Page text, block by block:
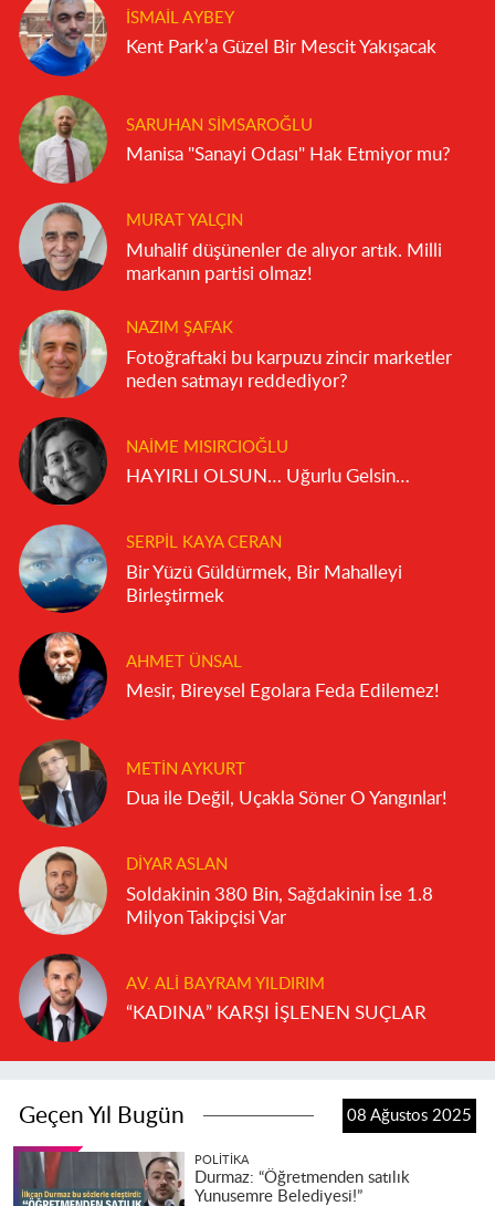
İSMAIL AYBEY
Kent Park’a Güzel Bir Mescit Yakışacak
SARUHAN SIMSAROĞLU
Manisa "Sanayi Odası" Hak Etmiyor mu?
MURAT YALÇIN
Muhalif düşünenler de alıyor artık. Milli
markanın partisi olmaz!
NAZIM ŞAFAK
Fotoğraftaki bu karpuzu zincir marketler
neden satmayı reddediyor?
NAIME MISIRCIOĞLU
HAYIRLI OLSUN… Uğurlu Gelsin…
SERPIL KAYA CERAN
Bir Yüzü Güldürmek, Bir Mahalleyi
Birleştirmek
AHMET ÜNSAL
Mesir, Bireysel Egolara Feda Edilemez!
METIN AYKURT
Dua ile Değil, Uçakla Söner O Yangınlar!
DIYAR ASLAN
Soldakinin 380 Bin, Sağdakinin İse 1.8
Milyon Takipçisi Var
AV. ALI BAYRAM YILDIRIM
“KADINA” KARŞI İŞLENEN SUÇLAR
Geçen Yıl Bugün 08 Ağustos 2025
POLITIKA
Durmaz: “Öğretmenden satılık
Yunusemre Belediyesi!”